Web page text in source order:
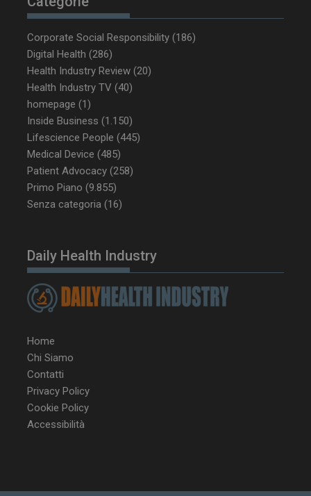
Corporate Social Responsibility (186)
Digital Health (286)
Health Industry Review (20)
Health Industry TV (40)
homepage (1)
Inside Business (1.150)
Lifescience People (445)
Medical Device (485)
Patient Advocacy (258)
Primo Piano (9.855)
Senza categoria (16)
Daily Health Industry
Home
Chi Siamo
Contatti
Privacy Policy
Cookie Policy
Accessibilità
tracking-sites-
ironfish-session-id
ARRAffinity
Microsoft Corporation
.www.dailyhealthindustry.it
Sessione
mese